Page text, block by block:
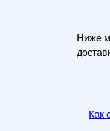
Ниже
Как